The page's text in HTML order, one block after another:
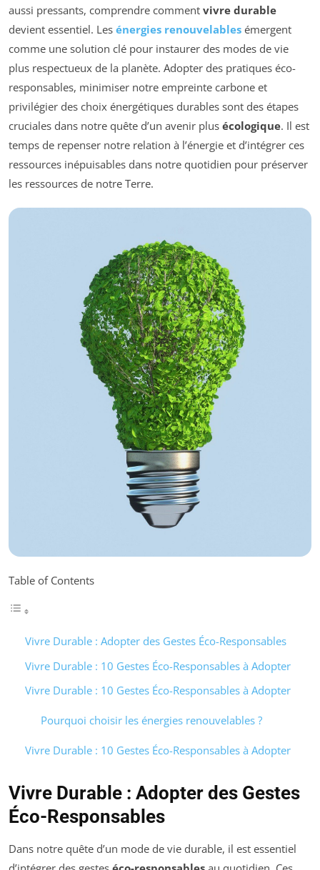
aussi pressants, comprendre comment vivre durable
devient essentiel. Les énergies renouvelables émergent
comme une solution clé pour instaurer des modes de vie
plus respectueux de la planète. Adopter des pratiques éco-
responsables, minimiser notre empreinte carbone et
privilégier des choix énergétiques durables sont des étapes
cruciales dans notre quête d’un avenir plus écologique. Il est
temps de repenser notre relation à l’énergie et d’intégrer ces
ressources inépuisables dans notre quotidien pour préserver
les ressources de notre Terre.
Table of Contents
Vivre Durable : Adopter des Gestes Éco-Responsables
Vivre Durable : 10 Gestes Éco-Responsables à Adopter
Vivre Durable : 10 Gestes Éco-Responsables à Adopter
Pourquoi choisir les énergies renouvelables ?
Vivre Durable : 10 Gestes Éco-Responsables à Adopter
Vivre Durable : Adopter des Gestes
Éco-Responsables
Dans notre quête d’un mode de vie durable, il est essentiel